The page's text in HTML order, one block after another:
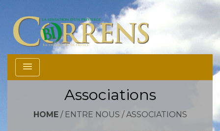
menu
Associations
HOME/ ENTRE NOUS /ASSOCIATIONS